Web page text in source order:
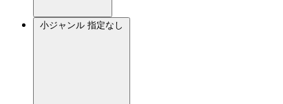
小ジャンル 指定なし